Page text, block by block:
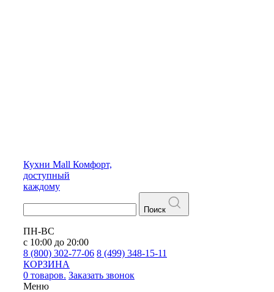
Кухни Mall Комфорт,
доступный
каждому
Поиск
ПН-ВС
с 10:00 до 20:00
8 (800) 302-77-06 8 (499) 348-15-11
КОРЗИНА
0 товаров. Заказать звонок
Меню